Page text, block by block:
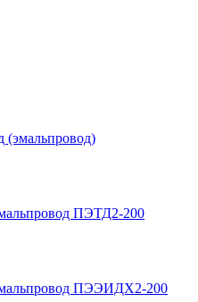
ПЭТД2-200
ПЭЭИДХ2-200